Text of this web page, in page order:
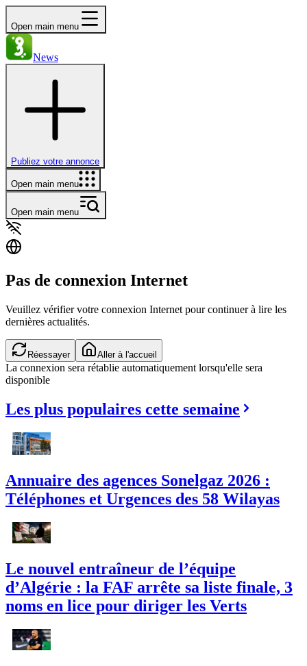
Open main menu
News
Publiez votre annonce
Open main menu
Open main menu
Pas de connexion Internet
Veuillez vérifier votre connexion Internet pour continuer à lire les
dernières actualités.
Réessayer Aller à l'accueil
La connexion sera rétablie automatiquement lorsqu'elle sera
disponible
Les plus populaires cette semaine
Annuaire des agences Sonelgaz 2026 :
Téléphones et Urgences des 58 Wilayas
Le nouvel entraîneur de l’équipe
d’Algérie : la FAF arrête sa liste finale, 3
noms en lice pour diriger les Verts